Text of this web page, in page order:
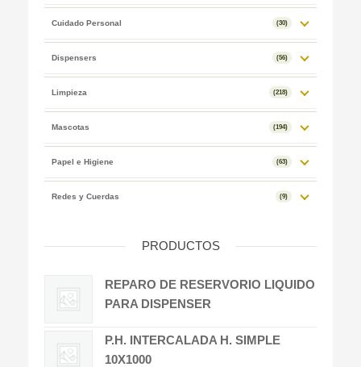
Cuidado Personal (30)
Dispensers (56)
Limpieza (218)
Mascotas (194)
Papel e Higiene (63)
Redes y Cuerdas (9)
PRODUCTOS
REPARO DE RESERVORIO LIQUIDO
PARA DISPENSER
P.H. INTERCALADA H. SIMPLE
10X1000